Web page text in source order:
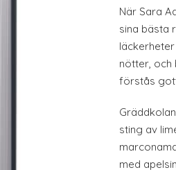
När Sara
sina bästa
nötter, och
förstås
sting av
med